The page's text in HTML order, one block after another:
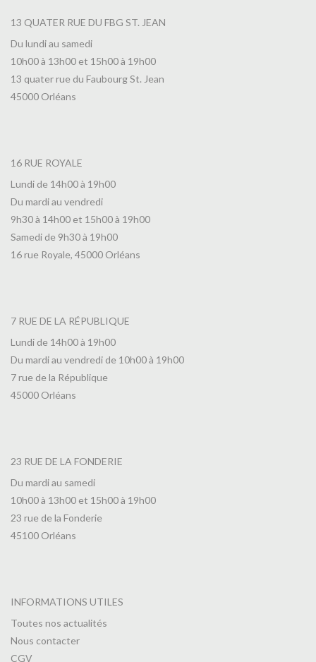
13 QUATER RUE DU FBG ST. JEAN
Du lundi au samedi
10h00 à 13h00 et 15h00 à 19h00
13 quater rue du Faubourg St. Jean
45000 Orléans
16 RUE ROYALE
Lundi de 14h00 à 19h00
Du mardi au vendredi
9h30 à 14h00 et 15h00 à 19h00
Samedi de 9h30 à 19h00
16 rue Royale, 45000 Orléans
7 RUE DE LA RÉPUBLIQUE
Lundi de 14h00 à 19h00
Du mardi au vendredi de 10h00 à 19h00
7 rue de la République
45000 Orléans
23 RUE DE LA FONDERIE
Du mardi au samedi
10h00 à 13h00 et 15h00 à 19h00
23 rue de la Fonderie
45100 Orléans
INFORMATIONS UTILES
Toutes nos actualités
Nous contacter
CGV